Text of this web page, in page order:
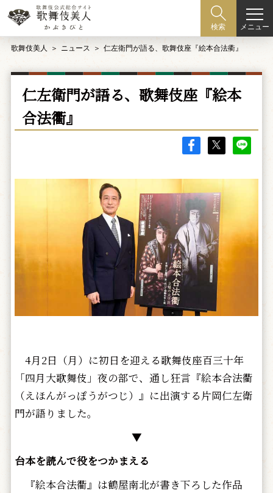
検索 メニュー
歌舞伎美人 ニュース 仁左衛門が語る、歌舞伎座『絵本合法衢』
仁左衛門が語る、歌舞伎座『絵本
合法衢』
4月2日（月）に初日を迎える歌舞伎座百三十年
「四月大歌舞伎」夜の部で、通し狂言『絵本合法衢
（えほんがっぽうがつじ）』に出演する片岡仁左衛
門が語りました。
▼
台本を読んで役をつかまえる
『絵本合法衢』は鶴屋南北が書き下ろした作品